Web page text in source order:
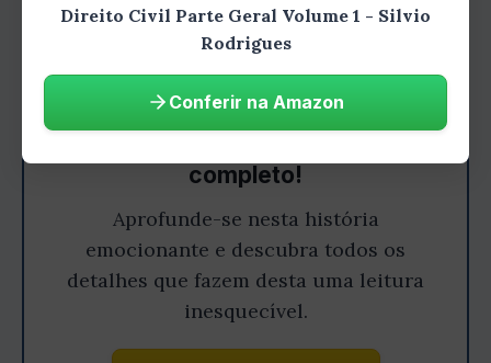
Gostou do resumo? Leia o livro
completo!
Aprofunde-se nesta história
emocionante e descubra todos os
detalhes que fazem desta uma leitura
inesquecível.
Direito Civil Parte Geral Volume 1 - Silvio
Rodrigues
Conferir na Amazon